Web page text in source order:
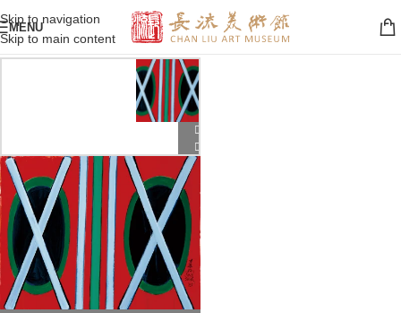
Skip to navigation
Skip to main content
MENU